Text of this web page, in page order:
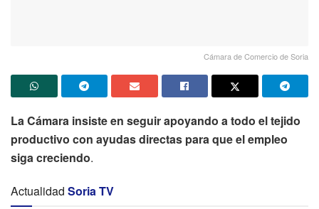
Cámara de Comercio de Soria
La Cámara insiste en seguir apoyando a todo el tejido
productivo con ayudas directas para que el empleo
siga creciendo.
Actualidad Soria TV